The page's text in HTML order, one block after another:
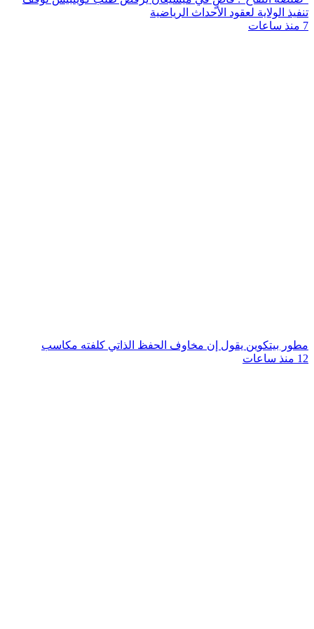
تنفيذ الولاية لعقود الأحداث الرياضية
7 منذ ساعات
مطور بيتكوين يقول إن مخاوف الحفظ الذاتي كلفته مكاسب
12 منذ ساعات